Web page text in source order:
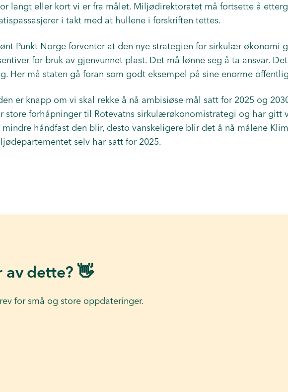
langt eller kort vi er fra målet. Miljødirektoratet må fortsette å
i takt med at hullene i forskriften tettes.
Punkt Norge forventer at den nye strategien for sirkulær økonomi
for bruk av gjenvunnet plast. Det må lønne seg å ta ansvar.
Her må staten gå foran som godt eksempel på sine enorme
er knapp om vi skal rekke å nå ambisiøse mål satt for 2025 og
store forhåpninger til Rotevatns sirkulærøkonomistrategi og har gitt
mindre håndfast den blir, desto vanskeligere blir det å nå målene
selv har satt for 2025.
dette? 👋
for små og store oppdateringer.